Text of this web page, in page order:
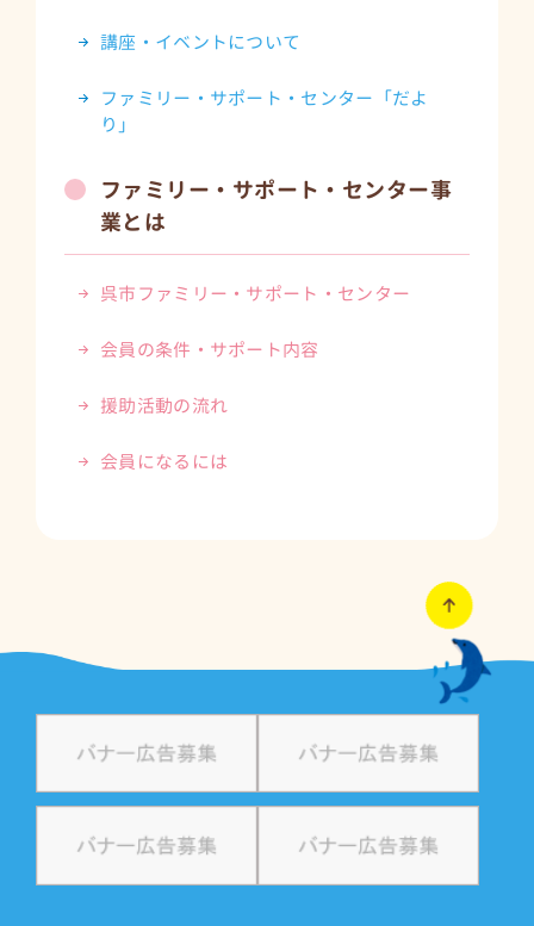
講座・イベントについて
ファミリー・サポート・センター「だよ
り」
ファミリー・サポート・センター事
業とは
呉市ファミリー・サポート・センター
会員の条件・サポート内容
援助活動の流れ
会員になるには